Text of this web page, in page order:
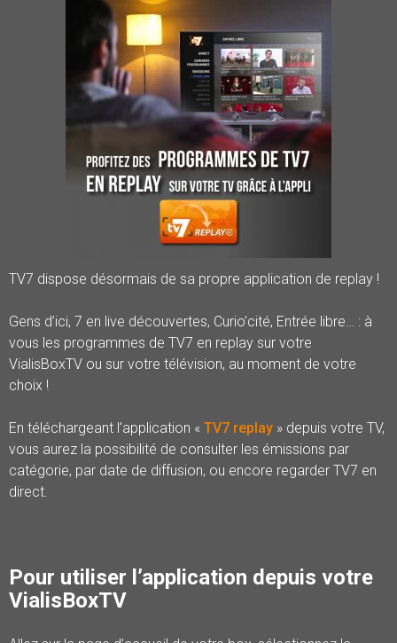
TV7 dispose désormais de sa propre application de replay !
Gens d’ici, 7 en live découvertes, Curio’cité, Entrée libre… : à
vous les programmes de TV7 en replay sur votre
VialisBoxTV ou sur votre télévision, au moment de votre
choix !
En téléchargeant l’application « TV7 replay » depuis votre TV,
vous aurez la possibilité de consulter les émissions par
catégorie, par date de diffusion, ou encore regarder TV7 en
direct.
Pour utiliser l’application depuis votre
VialisBoxTV